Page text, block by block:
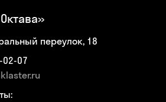
переулок, 18
02-07